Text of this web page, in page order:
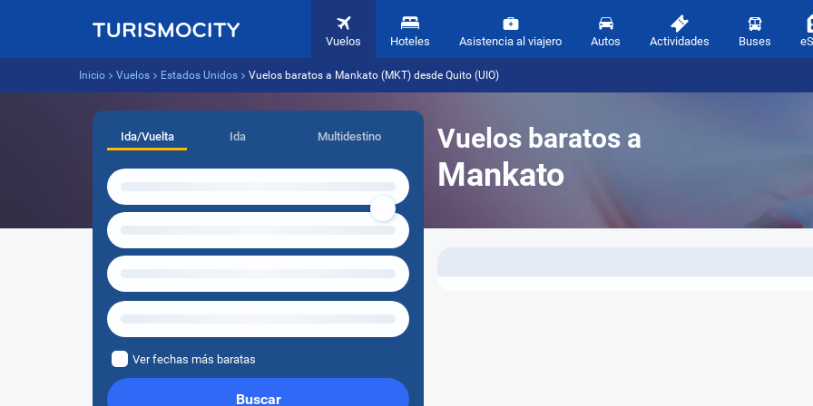
Vuelos Hoteles Asistencia al viajero Autos Actividades Buses
Inicio Vuelos Estados Unidos Vuelos baratos a Mankato (MKT) desde Quito (UIO)
Vuelos baratos a
Mankato
Ida/Vuelta Ida Multidestino
Ver fechas más baratas
Buscar